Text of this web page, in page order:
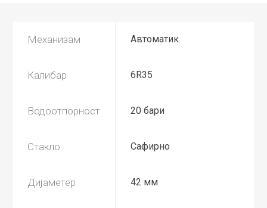
Механизам Автоматик
Калибар 6R35
Водоотпорност 20 бари
Стакло Сафирно
Дијаметер 42 мм